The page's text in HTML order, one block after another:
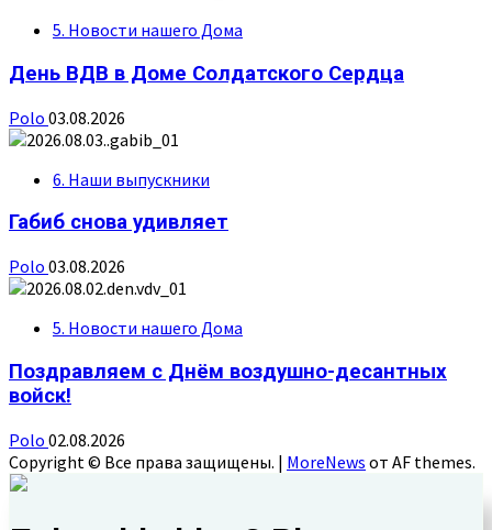
5. Новости нашего Дома
День ВДВ в Доме Солдатского Сердца
Polo 03.08.2026
6. Наши выпускники
Габиб снова удивляет
Polo 03.08.2026
5. Новости нашего Дома
Поздравляем с Днём воздушно-десантных
войск!
Polo 02.08.2026
Copyright © Все права защищены. | MoreNews от AF themes.